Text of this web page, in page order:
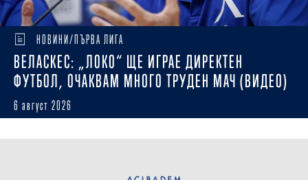
НОВИНИ/ПЪРВА ЛИГА
ВЕЛАСКЕС: „ЛОКО“ ЩЕ ИГРАЕ ДИРЕКТЕН
ФУТБОЛ, ОЧАКВАМ МНОГО ТРУДЕН МАЧ (ВИДЕО)
6 август 2026